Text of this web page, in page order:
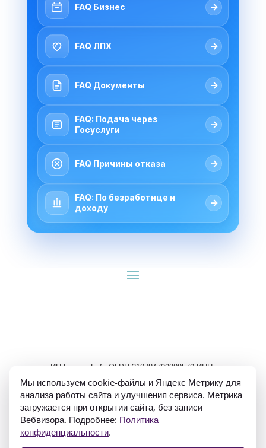
FAQ Бизнес →
FAQ ЛПХ →
FAQ Документы →
FAQ: Подача через
Госуслуги
→
FAQ Причины отказа →
FAQ: По безработице и
доходу
→
ИП Гуляев Е.А. ОГРН 310784709900570 ИНН
Мы используем cookie-файлы и Яндекс Метрику для
анализа работы сайта и улучшения сервиса. Метрика
загружается при открытии сайта, без записи
Вебвизора. Подробнее: Политика
конфиденциальности.